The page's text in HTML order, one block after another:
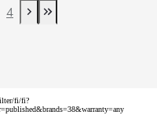
4
Next page
Last Page
fi/fi?